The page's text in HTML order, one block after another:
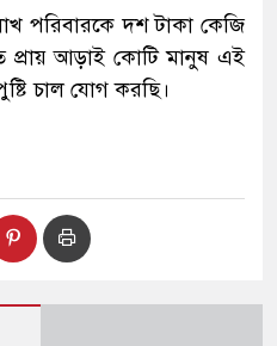
পরিবারকে দশ টাকা কেজি
প্রায় আড়াই কোটি মানুষ এই
চাল যোগ করছি।